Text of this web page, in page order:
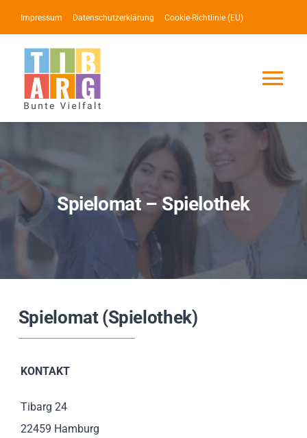
Inhalt
springen
Impressum Datenschutzerklärung Cookie-Richtlinie (EU)
Service
News
Impressionen
Spielomat – Spielothek
Spielomat (Spielothek)
KONTAKT
Tibarg 24
22459 Hamburg